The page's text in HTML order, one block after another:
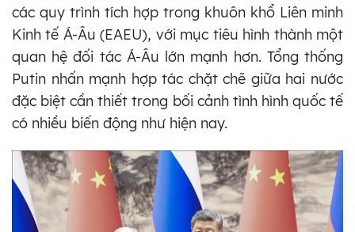
các quy trình tích hợp trong khuôn khổ Liên minh
Kinh tế Á-Âu (EAEU), với mục tiêu hình thành một
quan hệ đối tác Á-Âu lớn mạnh hơn. Tổng thống
Putin nhấn mạnh hợp tác chặt chẽ giữa hai nước
đặc biệt cần thiết trong bối cảnh tình hình quốc tế
có nhiều biến động như hiện nay.